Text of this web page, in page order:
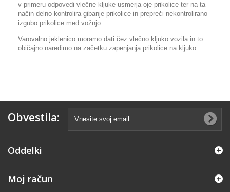
v primeru odpovedi vlečne kljuke usmerja oje prikolice ter na ta
način delno kontrolira gibanje prikolice in prepreči nekontrolirano
izgubo prikolice med vožnjo.
Varovalno jeklenico moramo dati čez vlečno kljuko vozila in to
običajno naredimo na začetku zapenjanja prikolice na kljuko.
Obvestila:
Oddelki
Moj račun